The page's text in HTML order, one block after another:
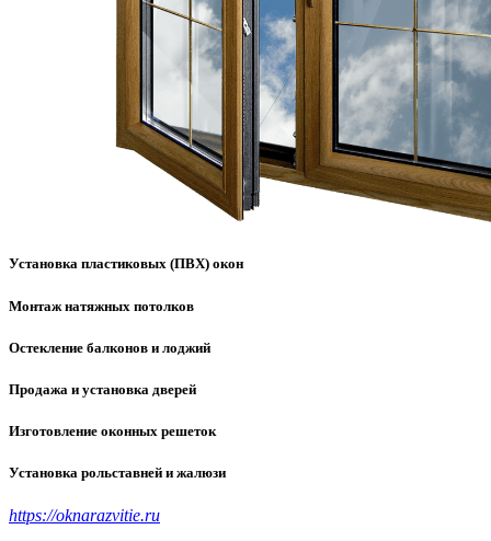
Установка пластиковых (ПВХ) окон
Монтаж натяжных потолков
Остекление балконов и лоджий
Продажа и установка дверей
Изготовление оконных решеток
Установка рольставней и жалюзи
https://oknarazvitie.ru